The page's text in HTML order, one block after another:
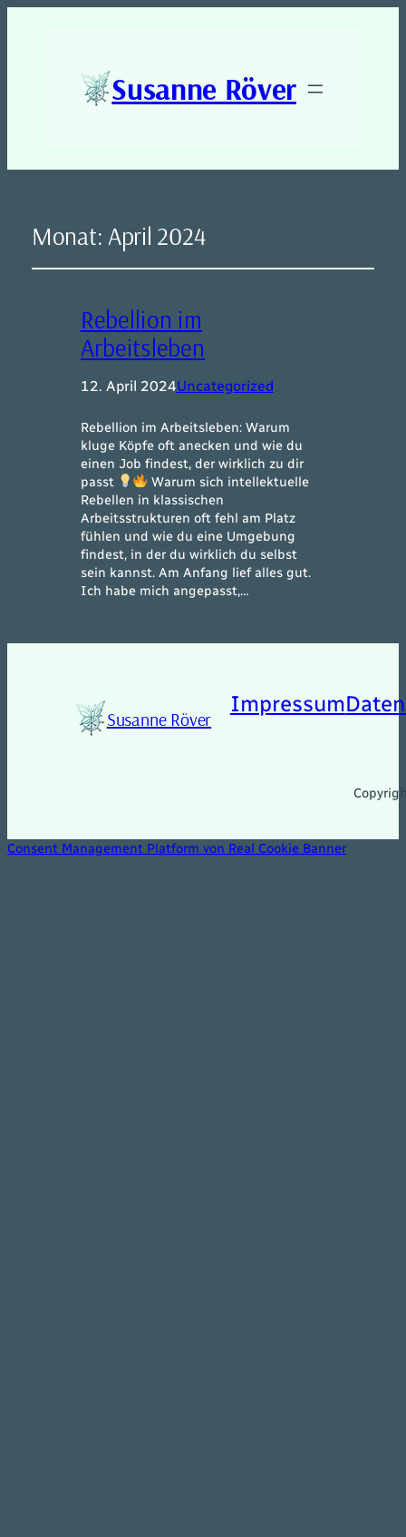
Susanne Röver
Monat: April 2024
Rebellion im
Arbeitsleben
12. April 2024Uncategorized
Rebellion im Arbeitsleben: Warum
kluge Köpfe oft anecken und wie du
einen Job findest, der wirklich zu dir
passt
Warum sich intellektuelle
Rebellen in klassischen
Arbeitsstrukturen oft fehl am Platz
fühlen und wie du eine Umgebung
findest, in der du wirklich du selbst
sein kannst. Am Anfang lief alles gut.
Ich habe mich angepasst,…
Susanne Röver
Impressum
Consent Management Platform von Real Cookie Banner